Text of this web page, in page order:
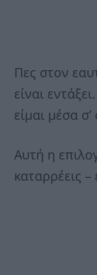
Πες στον
είναι
είμαι μέσα
Αυτή η
καταρρέεις